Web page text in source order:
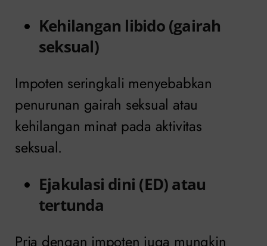
Kehilangan libido (gairah
seksual)
Impoten seringkali menyebabkan
penurunan gairah seksual atau
kehilangan minat pada aktivitas
seksual.
Ejakulasi dini (ED) atau
tertunda
Pria dengan impoten juga mungkin